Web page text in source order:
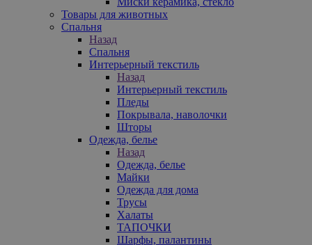
Товары для животных
Спальня
Назад
Спальня
Интерьерный текстиль
Назад
Интерьерный текстиль
Пледы
Покрывала, наволочки
Шторы
Одежда, белье
Назад
Одежда, белье
Майки
Одежда для дома
Трусы
Халаты
ТАПОЧКИ
Шарфы, палантины